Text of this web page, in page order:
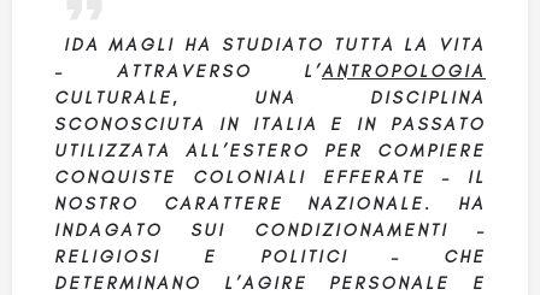
IDA MAGLI HA STUDIATO TUTTA LA VITA
– ATTRAVERSO L’ANTROPOLOGIA
CULTURALE, UNA DISCIPLINA
SCONOSCIUTA IN ITALIA E IN PASSATO
UTILIZZATA ALL’ESTERO PER COMPIERE
CONQUISTE COLONIALI EFFERATE – IL
NOSTRO CARATTERE NAZIONALE. HA
INDAGATO SUI CONDIZIONAMENTI –
RELIGIOSI E POLITICI – CHE
DETERMINANO L’AGIRE PERSONALE E